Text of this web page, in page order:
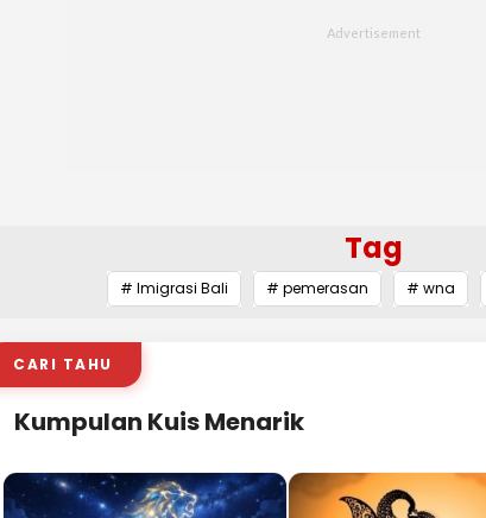
Tag
# Imigrasi Bali # pemerasan # wna
CARI TAHU
Kumpulan Kuis Menarik